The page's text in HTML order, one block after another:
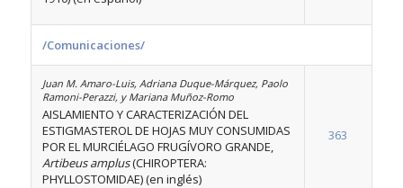
/Comunicaciones/
Juan M. Amaro-Luis, Adriana Duque-Márquez, Paolo
Ramoni-Perazzi, y Mariana Muñoz-Romo
AISLAMIENTO Y CARACTERIZACIÓN DEL
ESTIGMASTEROL DE HOJAS MUY CONSUMIDAS
POR EL MURCIÉLAGO FRUGÍVORO GRANDE,
Artibeus amplus(CHIROPTERA:
PHYLLOSTOMIDAE) (en inglés)
363